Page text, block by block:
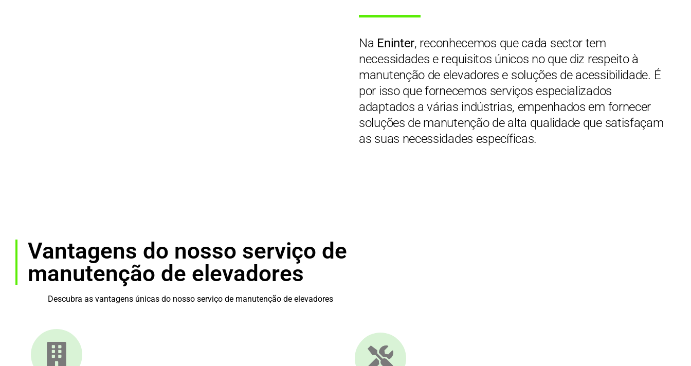
Na Eninter, reconhecemos que cada sector tem
necessidades e requisitos únicos no que diz respeito à
manutenção de elevadores e soluções de acessibilidade. É
por isso que fornecemos serviços especializados
adaptados a várias indústrias, empenhados em fornecer
soluções de manutenção de alta qualidade que satisfaçam
as suas necessidades específicas.
Vantagens do nosso serviço de
manutenção de elevadores
Descubra as vantagens únicas do nosso serviço de manutenção de elevadores